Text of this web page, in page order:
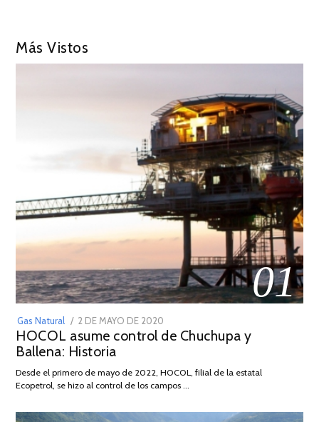
Más Vistos
01
Gas Natural
POSTED
ON
2 DE MAYO DE 2020
DE
2026
HOCOL asume control de Chuchupa y
Ballena: Historia
Desde el primero de mayo de 2022, HOCOL, filial de la estatal
Ecopetrol, se hizo al control de los campos …